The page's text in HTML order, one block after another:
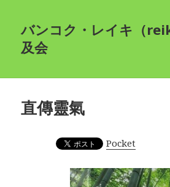
バンコク・レイキ（
及会
直傳靈氣
Pocket